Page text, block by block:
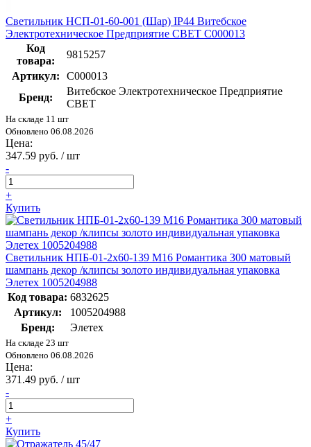
Светильник НСП-01-60-001 (Шар) IP44 Витебское
Электротехническое Предприятие СВЕТ С000013
Код
товара:
9815257
Артикул:
С000013
Бренд:
Витебское Электротехническое Предприятие
СВЕТ
На складе 11 шт
Обновлено 06.08.2026
Цена:
347.59 руб. / шт
-
+
Купить
Светильник НПБ-01-2х60-139 М16 Романтика 300 матовый
шампань декор /клипсы золото индивидуальная упаковка
Элетех 1005204988
Код товара: 6832625
Артикул:
1005204988
Бренд:
Элетех
На складе 23 шт
Обновлено 06.08.2026
Цена:
371.49 руб. / шт
-
+
Купить